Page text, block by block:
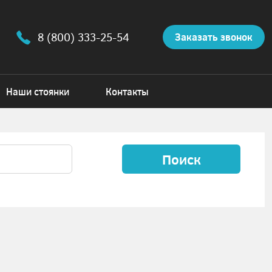
8 (800) 333-25-54 Заказать звонок
Наши стоянки Контакты
Поиск